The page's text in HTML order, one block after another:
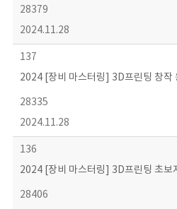
28379
2024.11.28
137
2024 [장비 마스터링] 3D프린팅 창작
28335
2024.11.28
136
2024 [장비 마스터링] 3D프린팅 초보
28406